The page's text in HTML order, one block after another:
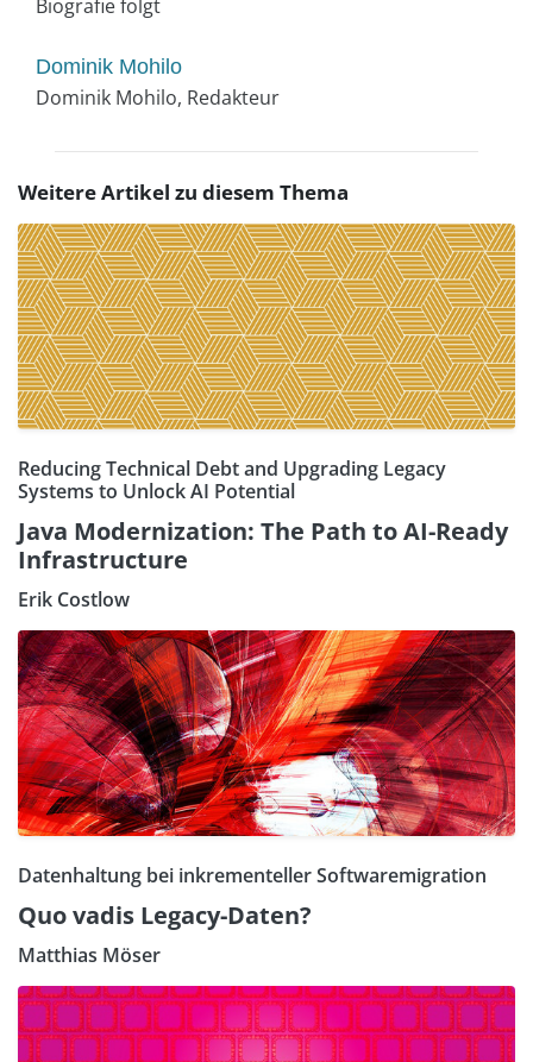
Biografie folgt
Dominik Mohilo
Dominik Mohilo, Redakteur
Weitere Artikel zu diesem Thema
Reducing Technical Debt and Upgrading Legacy
Systems to Unlock AI Potential
Java Modernization: The Path to AI-Ready
Infrastructure
Erik Costlow
Datenhaltung bei inkrementeller Softwaremigration
Quo vadis Legacy-Daten?
Matthias Möser